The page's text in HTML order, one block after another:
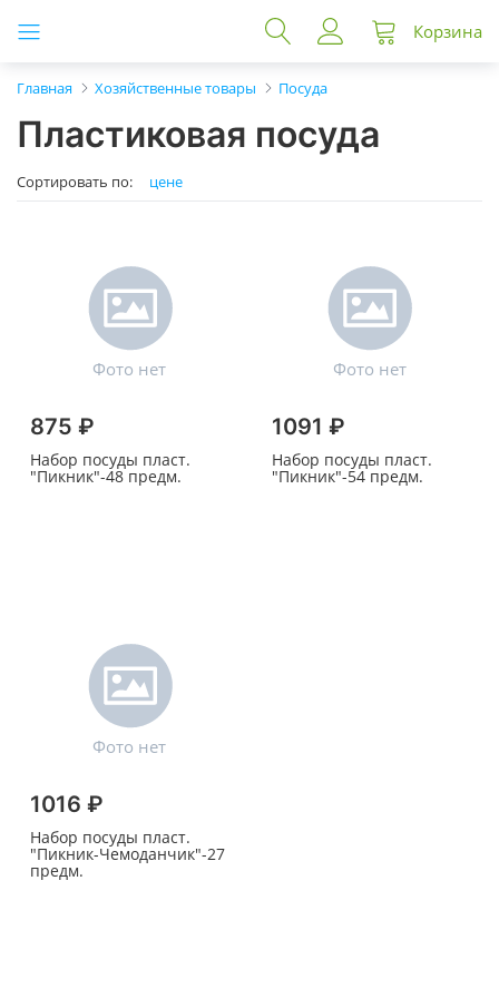
Корзина
Главная Хозяйственные товары Посуда
Пластиковая посуда
Сортировать по: цене
875 ₽
Набор посуды пласт.
"Пикник"-48 предм.
1091 ₽
Набор посуды пласт.
"Пикник"-54 предм.
1016 ₽
Набор посуды пласт.
"Пикник-Чемоданчик"-27
предм.